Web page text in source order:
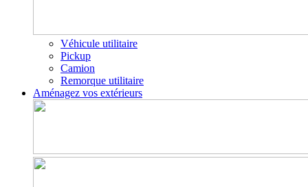
Véhicule utilitaire
Pickup
Camion
Remorque utilitaire
Aménagez vos extérieurs